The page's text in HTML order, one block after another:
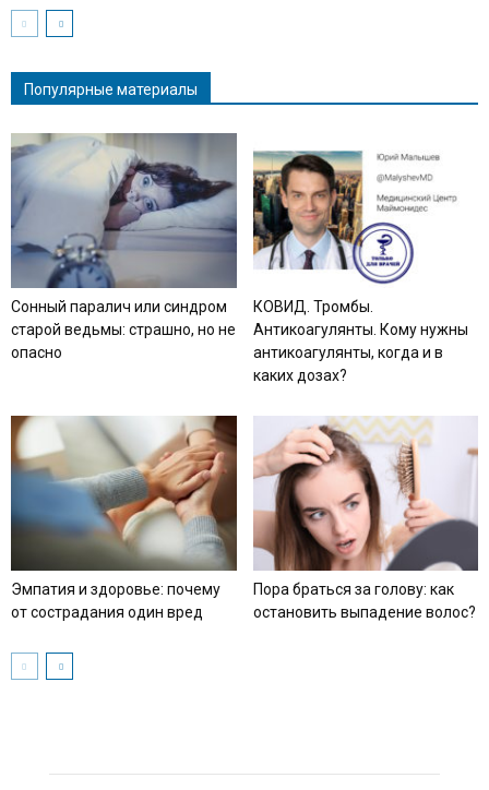
Популярные материалы
Сонный паралич или синдром
старой ведьмы: страшно, но не
опасно
КОВИД. Тромбы.
Антикоагулянты. Кому нужны
антикоагулянты, когда и в
каких дозах?
Эмпатия и здоровье: почему
от сострадания один вред
Пора браться за голову: как
остановить выпадение волос?